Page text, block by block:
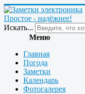
Простое - надёжнее!
Искать...
Меню
Главная
Погода
Заметки
Календарь
Фотогалерея